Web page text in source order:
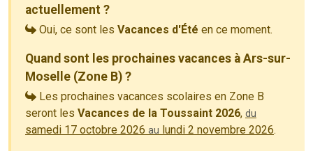
actuellement ?
Oui, ce sont les Vacances d'Été en ce moment.
Quand sont les prochaines vacances à Ars-sur-
Moselle (Zone B) ?
Les prochaines vacances scolaires en Zone B
seront les Vacances de la Toussaint 2026, du
samedi 17 octobre 2026 au lundi 2 novembre 2026.